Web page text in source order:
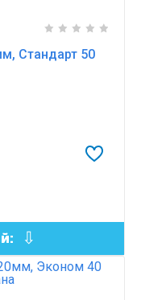
Стандарт 50